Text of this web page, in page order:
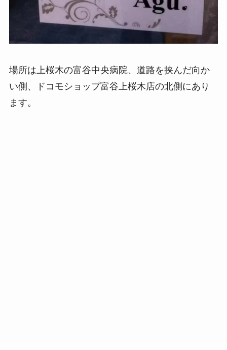
場所は上桜木の富谷中央病院、道路を挟んだ向か
い側、ドコモショップ富谷上桜木店の北側にあり
ます。